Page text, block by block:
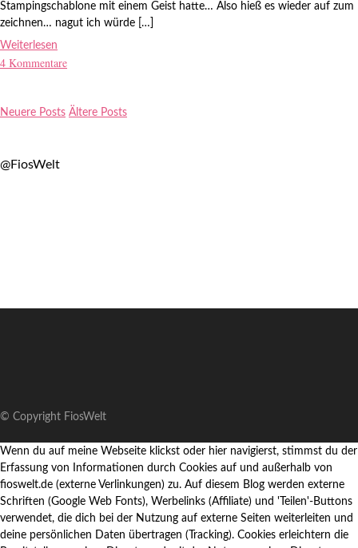
Stampingschablone mit einem Geist hatte… Also hieß es wieder auf zum
zeichnen… nagut ich würde […]
Weiterlesen
4 Kommentare
Neuere Posts Ältere Posts
@FiosWelt
© Copyright FiosWelt
Wenn du auf meine Webseite klickst oder hier navigierst, stimmst du der
Erfassung von Informationen durch Cookies auf und außerhalb von
fioswelt.de (externe Verlinkungen) zu. Auf diesem Blog werden externe
Schriften (Google Web Fonts), Werbelinks (Affiliate) und 'Teilen'-Buttons
verwendet, die dich bei der Nutzung auf externe Seiten weiterleiten und
deine persönlichen Daten übertragen (Tracking). Cookies erleichtern die